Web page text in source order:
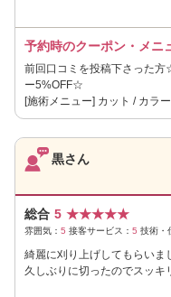
予約時のクーポン・メニ
前回口コミを投稿下さった
ー5%OFF☆
[施術メニュー] カット / カラ
黒さん
総合 5 ★★★★★
雰囲気： 5 接客サービス： 5 技術・
綺麗に刈り上げしてもらいま
久しぶりに切ったのでスッキ